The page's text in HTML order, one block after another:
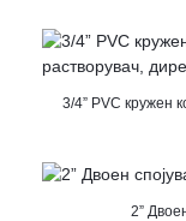
3/4” PVC кружен
2”